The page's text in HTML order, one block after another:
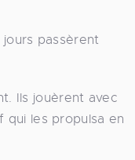
passèrent
Ils jouèrent avec
qui les propulsa en